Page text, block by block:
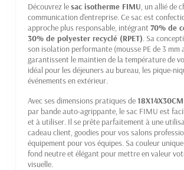
Découvrez lesac isotherme FIMU, un allié de
communication d'entreprise. Ce sac est
approche plus responsable, intégrant 70% de
30% de polyester recyclé (RPET). Sa
son isolation performante (mousse PE de 3 mm
garantissent le maintien de la température de
idéal pour les déjeuners au bureau, les pique-
événements en extérieur.
Avec ses dimensions pratiques de18X14X30CM
par bande auto-agrippante, le sac FIMU est
et à utiliser. Il se prête parfaitement à une
cadeau client, goodies pour vos salons
équipement pour vos équipes. Sa couleur
fond neutre et élégant pour mettre en valeur
visuelle.